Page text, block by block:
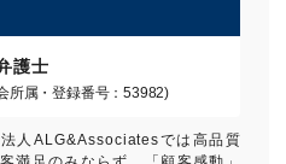
護士
所属・登録番号：53982)
人ALG&Associatesでは高品質